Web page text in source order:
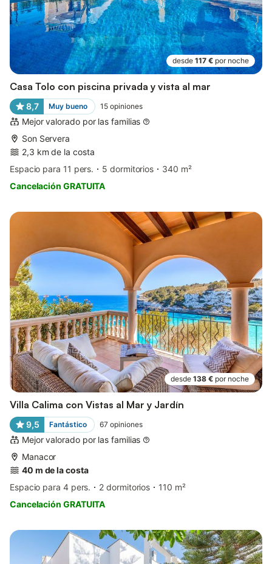
desde 117 € por noche
Casa Tolo con piscina privada y vista al mar
8,7 Muy bueno 15 opiniones
Mejor valorado por las familias
Son Servera
2,3 km de la costa
Espacio para 11 pers.
5 dormitorios
340 m²
Cancelación GRATUITA
desde 138 € por noche
Villa Calima con Vistas al Mar y Jardín
9,5 Fantástico 67 opiniones
Mejor valorado por las familias
Manacor
40 m de la costa
Espacio para 4 pers.
2 dormitorios
110 m²
Cancelación GRATUITA